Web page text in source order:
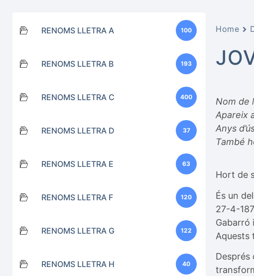
RENOMS LLETRA A 100
RENOMS LLETRA B 193
RENOMS LLETRA C 400
RENOMS LLETRA D 37
RENOMS LLETRA E 63
RENOMS LLETRA F 120
RENOMS LLETRA G 122
RENOMS LLETRA H 40
Home
Nom de
Apareix
Anys
També
Hort de
És un
27-4-
Gabarró
Aquests
Després